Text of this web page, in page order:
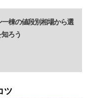
一棟の値段別相場から選
ろう
ツ